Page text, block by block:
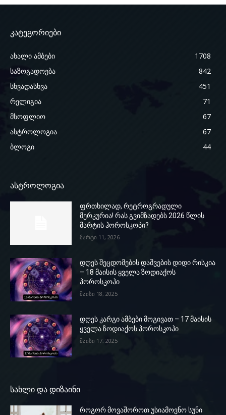
კატეგორიები
ახალი ამბები
1708
საზოგადოება
842
სხვადასხვა
451
რელიგია
71
მსოფლიო
67
ასტროლოგია
67
ბლოგი
44
ასტროლოგია
ფრთხილად, რეტროგრადული
მერკურია! რას გვიმზადებს 2026 წლის
მარტის ჰოროსკოპი?
მარტი 11, 2026
დღეს შეცდომების დაშვების დიდი რისკია
– 18 მაისის ყველა ზოდიაქოს
ჰოროსკოპი
მაისი 18, 2025
დღეს კარგი ამბები მოგივათ – 17 მაისის
ყველა ზოდიაქოს ჰოროსკოპი
მაისი 17, 2025
სახლი და დიზაინი
როგორ მოვაშოროთ უსიამოვნო სუნი